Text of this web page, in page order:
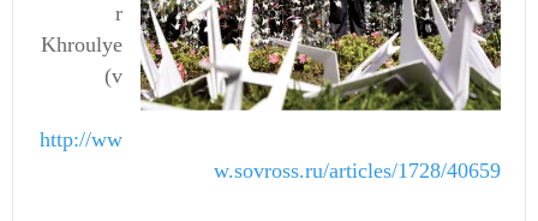
r
Khroulye
v)
http://ww
w.sovross.ru/articles/1728/40659